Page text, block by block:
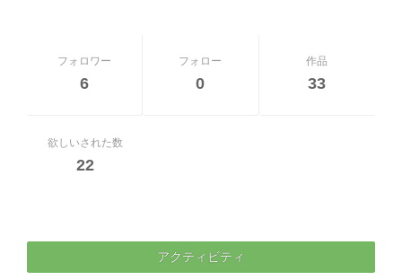
フォロワー
6
フォロー
0
作品
33
欲しいされた数
22
アクティビティ